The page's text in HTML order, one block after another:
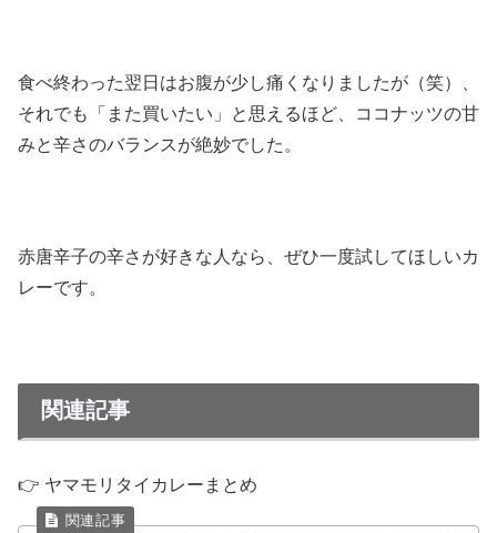
食べ終わった翌日はお腹が少し痛くなりましたが（笑）、
それでも「また買いたい」と思えるほど、ココナッツの甘
みと辛さのバランスが絶妙でした。
赤唐辛子の辛さが好きな人なら、ぜひ一度試してほしいカ
レーです。
関連記事
👉 ヤマモリタイカレーまとめ